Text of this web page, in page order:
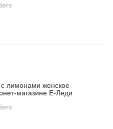
лимонами женское
магазине Е-Леди